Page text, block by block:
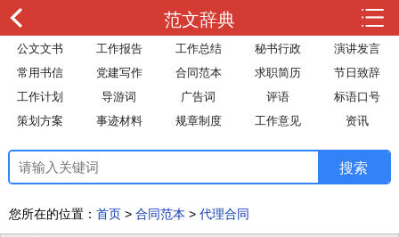
范文辞典
公文文书 工作报告 工作总结 秘书行政
演讲发言
常用书信
党建写作 合同范本 求职简历
节日致辞
工作计划
导游词 广告词 评语
标语口号
策划方案
事迹材料 规章制度 工作意见 资讯
您所在的位置： 首页 > 合同范本 > 代理合同